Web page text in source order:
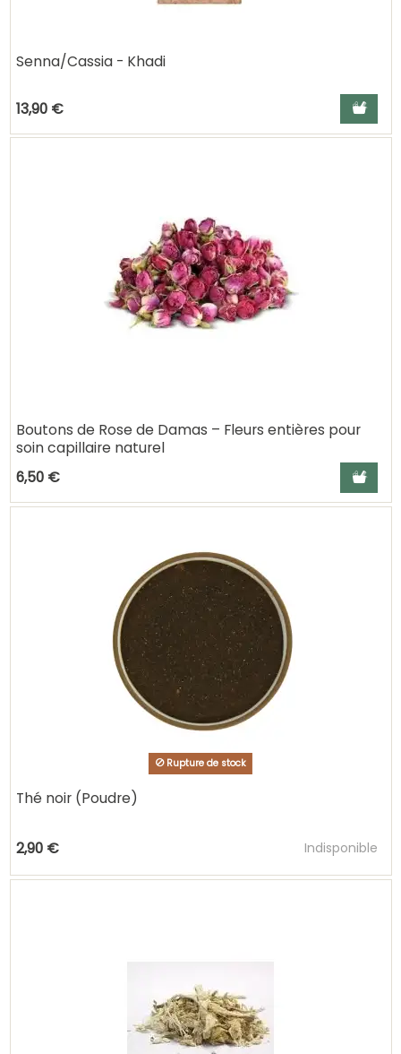
Senna/Cassia - Khadi
13,90 € Ajouter
Boutons de Rose de Damas – Fleurs entières pour
soin capillaire naturel
6,50 €
Ajouter
Rupture de stock
Thé noir (Poudre)
2,90 € Indisponible
Ajouter au